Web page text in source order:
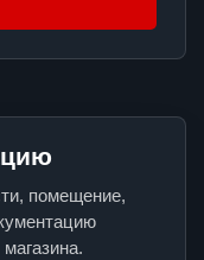
помещение,